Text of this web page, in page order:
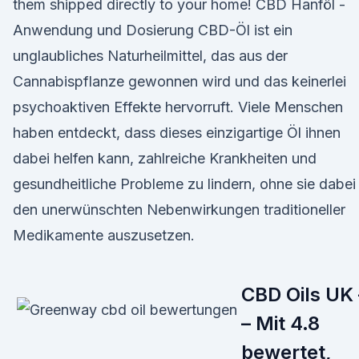
them shipped directly to your home! CBD Hanföl -
Anwendung und Dosierung CBD-Öl ist ein
unglaubliches Naturheilmittel, das aus der
Cannabispflanze gewonnen wird und das keinerlei
psychoaktiven Effekte hervorruft. Viele Menschen
haben entdeckt, dass dieses einzigartige Öl ihnen
dabei helfen kann, zahlreiche Krankheiten und
gesundheitliche Probleme zu lindern, ohne sie dabei
den unerwünschten Nebenwirkungen traditioneller
Medikamente auszusetzen.
CBD Oils UK
– Mit 4.8
bewertet,